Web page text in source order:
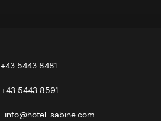
+43 5443 8481
+43 5443 8591
info@hotel-sabine.com